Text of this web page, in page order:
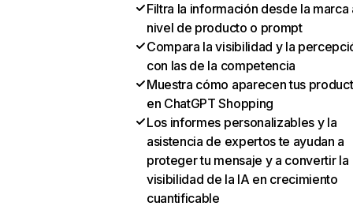
Filtra la información desde la marca
nivel de producto o prompt
Compara la visibilidad y la
con las de la competencia
Muestra cómo aparecen tus
en ChatGPT Shopping
Los informes personalizables y la
asistencia de expertos te ayudan a
proteger tu mensaje y a convertir la
visibilidad de la IA en crecimiento
cuantificable